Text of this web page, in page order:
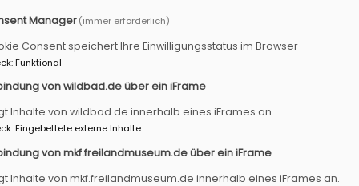
- Kraft schöpfen
-
Manager(immer erforderlich)
Consent speichert Ihre Einwilligungsstatus im Browser
:Funktional
von wildbad.de über ein iFrame
Inhalte von wildbad.de innerhalb eines iFrames an.
:Eingebettete externe Inhalte
von mkf.freilandmuseum.de über ein iFrame
Inhalte von mkf.freilandmuseum.de innerhalb eines iFrames an.